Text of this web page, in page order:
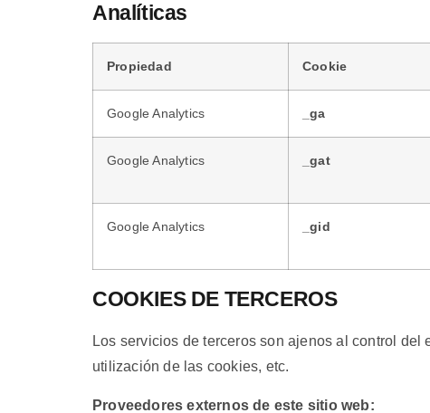
Analíticas
Propiedad Cookie
Google Analytics _ga
Google Analytics _gat
Google Analytics _gid
COOKIES DE TERCEROS
Los servicios de terceros son ajenos al control
utilización de las cookies, etc.
Proveedores externos de este sitio web: